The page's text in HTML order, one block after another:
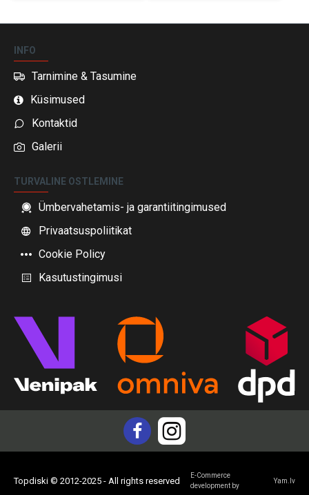
INFO
Tarnimine & Tasumine
Küsimused
Kontaktid
Galerii
TURVALINE OSTLEMINE
Ümbervahetamis- ja garantiitingimused
Privaatsuspoliitikat
Cookie Policy
Kasutustingimusi
Topdiski © 2012-2025 - All rights reserved
E-Commerce
development by
Yam.lv